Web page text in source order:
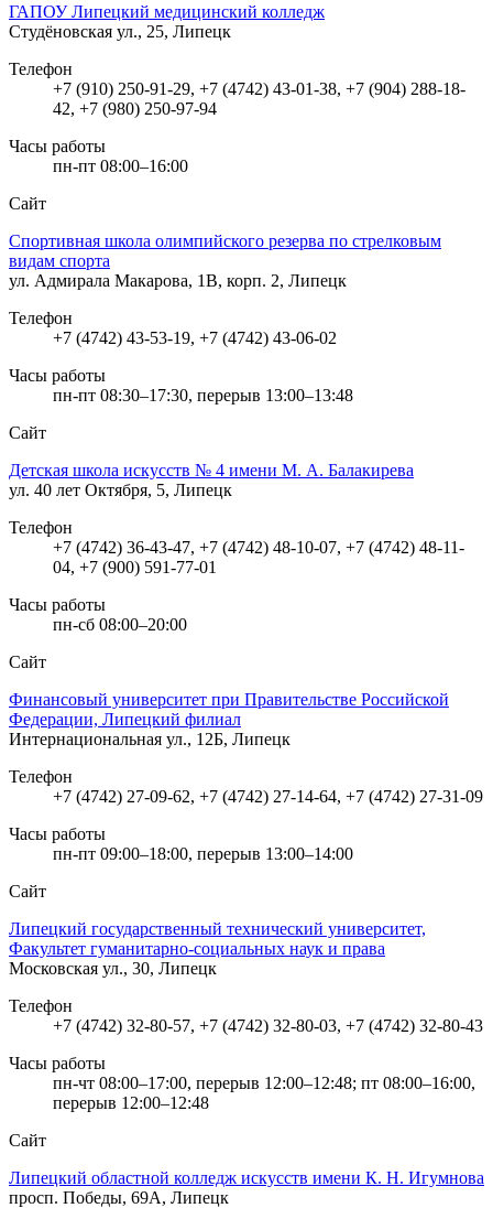
ГАПОУ Липецкий медицинский колледж
Студёновская ул., 25, Липецк
Телефон
+7 (910) 250-91-29, +7 (4742) 43-01-38, +7 (904) 288-18-
42, +7 (980) 250-97-94
Часы работы
пн-пт 08:00–16:00
Сайт
Спортивная школа олимпийского резерва по стрелковым
видам спорта
ул. Адмирала Макарова, 1В, корп. 2, Липецк
Телефон
+7 (4742) 43-53-19, +7 (4742) 43-06-02
Часы работы
пн-пт 08:30–17:30, перерыв 13:00–13:48
Сайт
Детская школа искусств № 4 имени М. А. Балакирева
ул. 40 лет Октября, 5, Липецк
Телефон
+7 (4742) 36-43-47, +7 (4742) 48-10-07, +7 (4742) 48-11-
04, +7 (900) 591-77-01
Часы работы
пн-сб 08:00–20:00
Сайт
Финансовый университет при Правительстве Российской
Федерации, Липецкий филиал
Интернациональная ул., 12Б, Липецк
Телефон
+7 (4742) 27-09-62, +7 (4742) 27-14-64, +7 (4742) 27-31-09
Часы работы
пн-пт 09:00–18:00, перерыв 13:00–14:00
Сайт
Липецкий государственный технический университет,
Факультет гуманитарно-социальных наук и права
Московская ул., 30, Липецк
Телефон
+7 (4742) 32-80-57, +7 (4742) 32-80-03, +7 (4742) 32-80-43
Часы работы
пн-чт 08:00–17:00, перерыв 12:00–12:48; пт 08:00–16:00,
перерыв 12:00–12:48
Сайт
Липецкий областной колледж искусств имени К. Н. Игумнова
просп. Победы, 69А, Липецк